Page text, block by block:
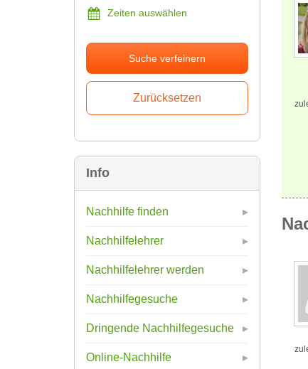
Zeiten auswählen
Suche verfeinern
Info
Nachhilfe finden
Nachhilfelehrer
Nachhilfelehrer werden
Nachhilfegesuche
Dringende Nachhilfegesuche
Online-Nachhilfe